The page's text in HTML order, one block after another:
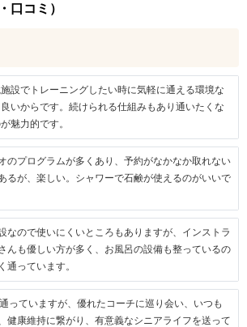
口コミ）
設でトレーニングしたい時に気軽に通える環境な
いからです。続けられる仕組みもあり通いたくな
魅力的です。
のプログラムが多くあり、予約がなかなか取れない
るが、楽しい。シャワーで石鹸が使えるのがいいで
なので使いにくいところもありますが、インストラ
んも優しい方が多く、お風呂の設備も整っているの
通っています。
っていますが、優れたコーチに巡り会い、いつも
健康維持に繋がり、有意義なシニアライフを送って